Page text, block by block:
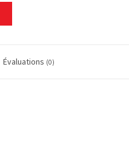
Évaluations (0)